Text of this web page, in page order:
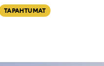
TAPAHTUMAT